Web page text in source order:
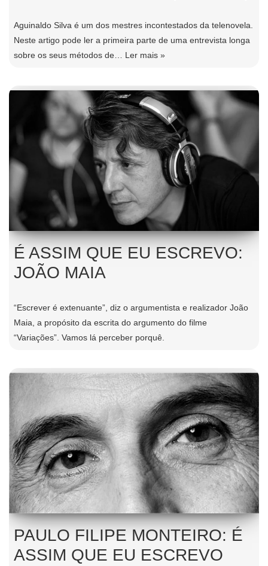
Aguinaldo Silva é um dos mestres incontestados da telenovela.
Neste artigo pode ler a primeira parte de uma entrevista longa
sobre os seus métodos de… Ler mais »
É ASSIM QUE EU ESCREVO:
JOÃO MAIA
“Escrever é extenuante”, diz o argumentista e realizador João
Maia, a propósito da escrita do argumento do filme
“Variações”. Vamos lá perceber porquê.
PAULO FILIPE MONTEIRO: É
ASSIM QUE EU ESCREVO